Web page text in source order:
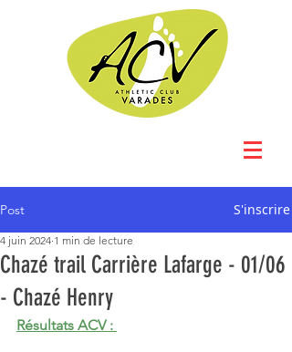
Post S'inscrire
Chazé trail Carrière Lafarge - 01/06
- Chazé Henry
4 juin 2024 1 min de lecture
Résultats ACV :